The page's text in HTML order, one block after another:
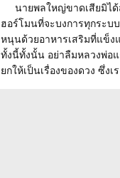
นายพลใหญ่ขาดเสียมิไ
ฮอร์โมนที่จะบงการทุกระบ
หนุนด้วยอาหารเสริมที่แข็ง
ทั้งนี้ทั้งนั้น อย่าลืมหลวงพ่อ
ยกให้เป็นเรื่องของดวง ซึ่ง